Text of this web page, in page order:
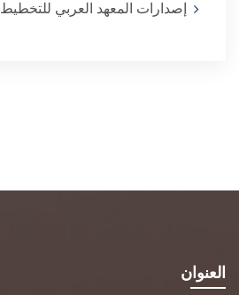
إصدارات المعهد العربي للتخطيط
العنوان